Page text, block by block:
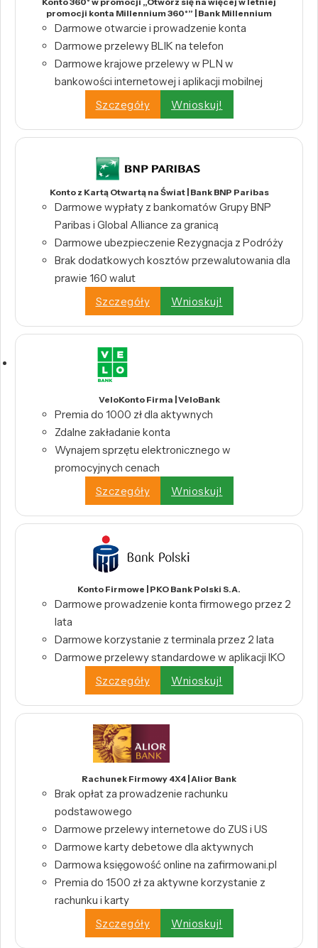
promocji konta Millennium 360°” | Bank Millennium
Darmowe otwarcie i prowadzenie konta
Darmowe przelewy BLIK na telefon
Darmowe krajowe przelewy w PLN w
bankowości internetowej i aplikacji mobilnej
Szczegóły
Wnioskuj!
Konto z Kartą Otwartą na Świat | Bank BNP Paribas
Darmowe wypłaty z bankomatów Grupy BNP
Paribas i Global Alliance za granicą
Darmowe ubezpieczenie Rezygnacja z Podróży
Brak dodatkowych kosztów przewalutowania dla
prawie 160 walut
Szczegóły
Wnioskuj!
VeloKonto Firma | VeloBank
Premia do 1000 zł dla aktywnych
Zdalne zakładanie konta
Wynajem sprzętu elektronicznego w
promocyjnych cenach
Szczegóły
Wnioskuj!
Konto Firmowe | PKO Bank Polski S.A.
Darmowe prowadzenie konta firmowego przez 2
lata
Darmowe korzystanie z terminala przez 2 lata
Darmowe przelewy standardowe w aplikacji IKO
Szczegóły
Wnioskuj!
Rachunek Firmowy 4X4 | Alior Bank
Brak opłat za prowadzenie rachunku
podstawowego
Darmowe przelewy internetowe do ZUS i US
Darmowe karty debetowe dla aktywnych
Darmowa księgowość online na zafirmowani.pl
Premia do 1500 zł za aktywne korzystanie z
rachunku i karty
Szczegóły
Wnioskuj!